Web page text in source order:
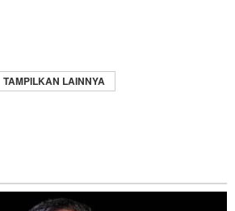
TAMPILKAN LAINNYA